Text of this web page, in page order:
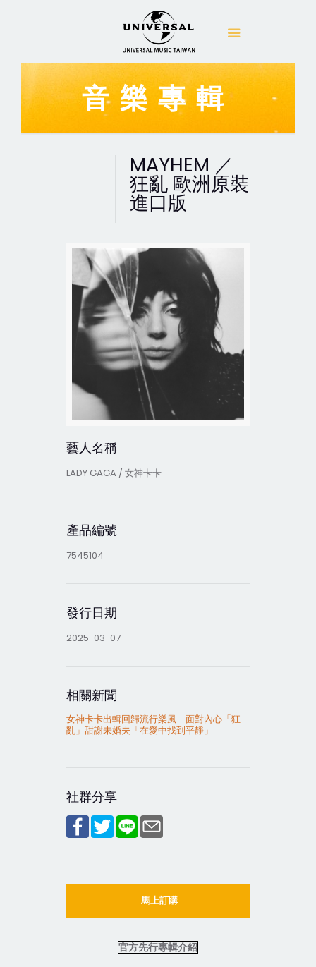
音樂專輯
MAYHEM ／
狂亂 歐洲原裝
進口版
藝人名稱
LADY GAGA / 女神卡卡
產品編號
7545104
發行日期
2025-03-07
相關新聞
女神卡卡出輯回歸流行樂風 面對內心「狂
亂」甜謝未婚夫「在愛中找到平靜」
社群分享
馬上訂購
官方先行專輯介紹